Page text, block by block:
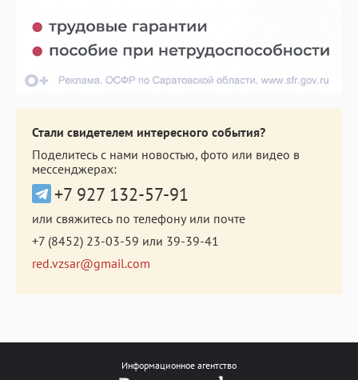
Стали свидетелем интересного события?
Поделитесь с нами новостью, фото или видео в
мессенджерах:
+7 927 132-57-91
или свяжитесь по телефону или почте
+7 (8452) 23-03-59 или 39-39-41
red.vzsar@gmail.com
Информационное агентство